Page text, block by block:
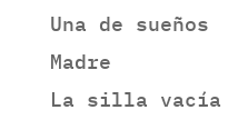
Una de sueños
Madre
La silla vacía